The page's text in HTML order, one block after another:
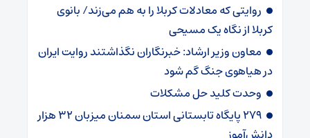
روایتی که معادلات کربلا را به هم می‌زند/ بانوی
کربلا از نگاه یک مسیحی
معاون وزیر ارشاد: خبرنگاران نگذاشتند روایت ایران
در هیاهوی جنگ گم شود
وحدت کلید حل مشکلات
۲۷۹ پایگاه تابستانی استان سمنان میزبان ۳۲ هزار